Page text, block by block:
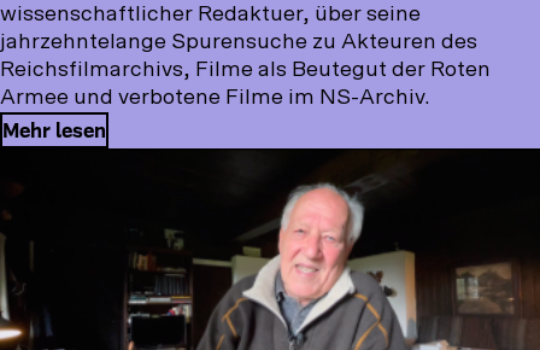
wissenschaftlicher Redaktuer, über seine
jahrzehntelange Spurensuche zu Akteuren des
Reichsfilmarchivs, Filme als Beutegut der Roten
Armee und verbotene Filme im NS-Archiv.
Mehr lesen